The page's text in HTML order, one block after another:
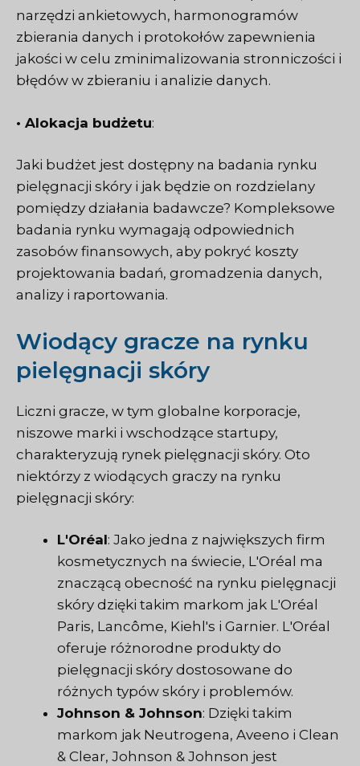
narzędzi ankietowych, harmonogramów
zbierania danych i protokołów zapewnienia
jakości w celu zminimalizowania stronniczości i
błędów w zbieraniu i analizie danych.
• Alokacja budżetu:
Jaki budżet jest dostępny na badania rynku
pielęgnacji skóry i jak będzie on rozdzielany
pomiędzy działania badawcze? Kompleksowe
badania rynku wymagają odpowiednich
zasobów finansowych, aby pokryć koszty
projektowania badań, gromadzenia danych,
analizy i raportowania.
Wiodący gracze na rynku
pielęgnacji skóry
Liczni gracze, w tym globalne korporacje,
niszowe marki i wschodzące startupy,
charakteryzują rynek pielęgnacji skóry. Oto
niektórzy z wiodących graczy na rynku
pielęgnacji skóry:
L'Oréal: Jako jedna z największych firm
kosmetycznych na świecie, L'Oréal ma
znaczącą obecność na rynku pielęgnacji
skóry dzięki takim markom jak L'Oréal
Paris, Lancôme, Kiehl's i Garnier. L'Oréal
oferuje różnorodne produkty do
pielęgnacji skóry dostosowane do
różnych typów skóry i problemów.
Johnson & Johnson: Dzięki takim
markom jak Neutrogena, Aveeno i Clean
& Clear, Johnson & Johnson jest